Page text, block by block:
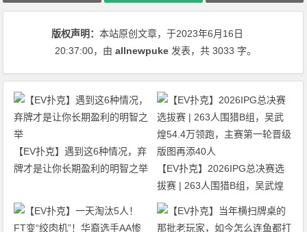
版权声明：本站原创文章，于2023年6月16日
20:37:00，由allnewpuke 发表，共 3033 字。
【EV扑克】遇到这6种情况，弃
牌才是让你长期盈利的明智之举
【EV扑克】2026IPG总决赛选
拔赛 | 263人围猎B组，吴武煌
54.4万领跑，主赛第一轮晋级版